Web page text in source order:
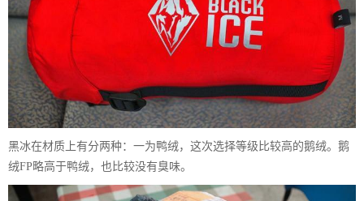
黑冰在材质上有分两种：一为鸭绒，这次选择等级比较高的鹅绒。鹅
绒FP略高于鸭绒，也比较没有臭味。